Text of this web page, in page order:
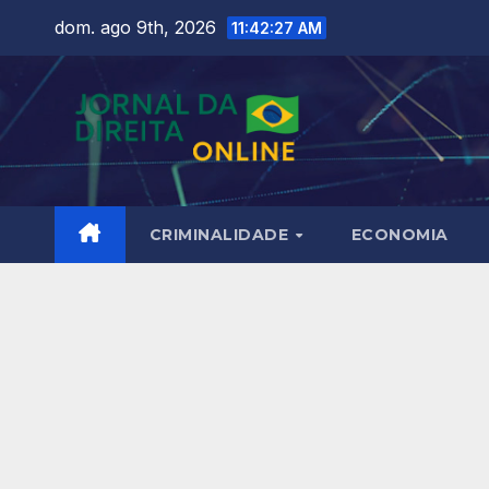
content
dom. ago 9th, 2026 11:42:29 AM
CRIMINALIDADE ECONOMIA